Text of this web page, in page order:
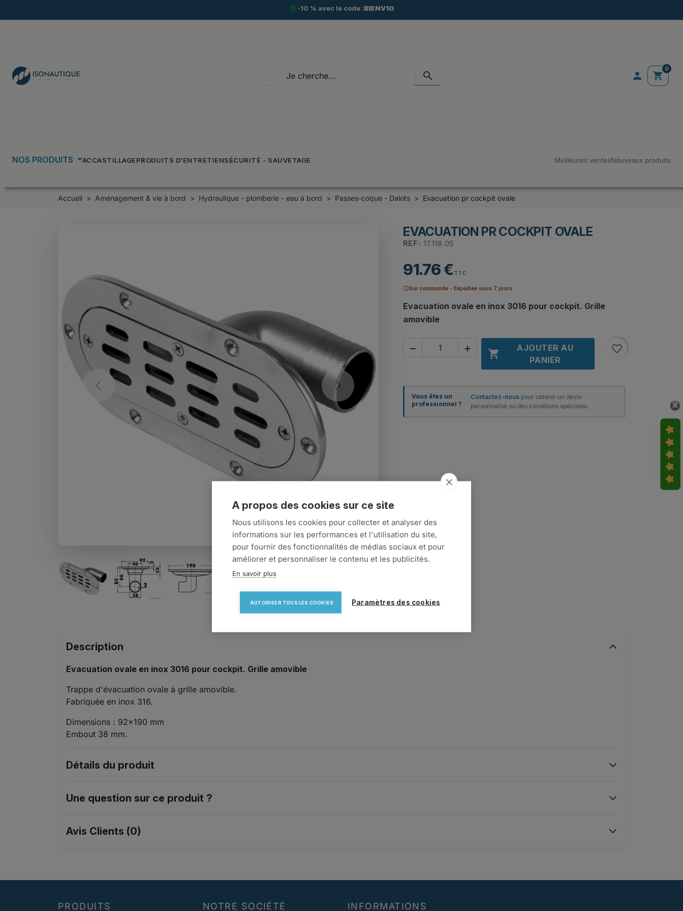
A propos des cookies sur ce site
Nous utilisons les cookies pour collecter et analyser des
informations sur les performances et l'utilisation du site,
pour fournir des fonctionnalités de médias sociaux et pour
améliorer et personnaliser le contenu et les publicités.
En savoir plus
AUTORISER TOUS LES COOKIES Paramètres des cookies
check_circle-10 % avec le code :BIENV10
search  shopping_cart
0
NOS PRODUITS ACCASTILLAGEPRODUITS D'ENTRETIENSÉCURITÉ - SAUVETAGE Meilleures ventesNouveaux produits
Accueil Aménagement & vie à bord Hydraulique - plomberie - eau à bord Passes-coque - Dalots Evacuation pr cockpit ovale
Previous Next
search
EVACUATION PR COCKPIT OVALE
REF : 17.118.05
91.76 €TTC
scheduleSur commande - Expédiée sous 7 jours
Evacuation ovale en inox 3016 pour cockpit. Grille
amovible
  
AJOUTER AU
PANIER
favorite_border
Vous êtes un
professionnel ?
Contactez-nous pour obtenir un devis
personnalisé ou des conditions spéciales.
Description
Evacuation ovale en inox 3016 pour cockpit. Grille amovible
Trappe d'évacuation ovale à grille amovible.
Fabriquée en inox 316.
Dimensions : 92x190 mm
Embout 38 mm.
Détails du produit
Une question sur ce produit ?
Avis Clients (0)
PRODUITS NOTRE SOCIÉTÉ INFORMATIONS